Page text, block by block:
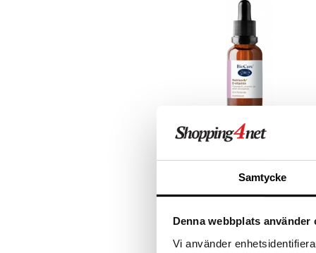
Samtycke
Denna webbplats använder
Vi använder
Nutrisorb® E-vitamin
BIOCARE
Nestemäistä E-vitamiinia